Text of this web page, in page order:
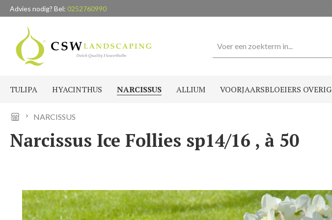
de hoofdinhoud
Ga naar de zoekopdracht
Ga naar de hoofdnavigatie
Advies nodig? Bel: 0252760990
TULIPA HYACINTHUS NARCISSUS ALLIUM VOORJAARSBLOEIERS OVERIG
NARCISSUS
Narcissus Ice Follies sp14/16 , à 50